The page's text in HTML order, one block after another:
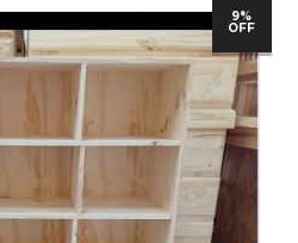
9%
OFF